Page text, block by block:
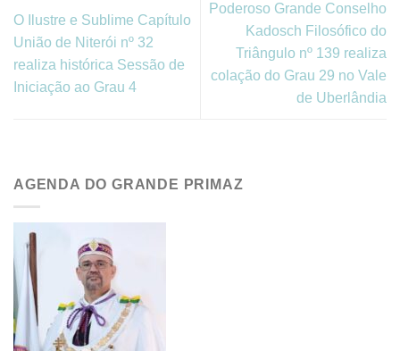
O Ilustre e Sublime Capítulo
União de Niterói nº 32
realiza histórica Sessão de
Iniciação ao Grau 4
Poderoso Grande Conselho
Kadosch Filosófico do
Triângulo nº 139 realiza
colação do Grau 29 no Vale
de Uberlândia
AGENDA DO GRANDE PRIMAZ